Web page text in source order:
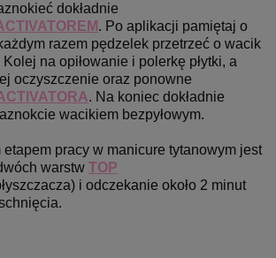
dokładnie
. Po aplikacji pamiętaj o
razem pędzelek przetrzeć o wacik
Kolej na opiłowanie i polerkę płytki, a
oczyszczenie oraz ponowne
. Na koniec dokładnie
wacikiem bezpyłowym.
etapem pracy w manicure tytanowym jest
warstw TOP
i odczekanie około 2 minut